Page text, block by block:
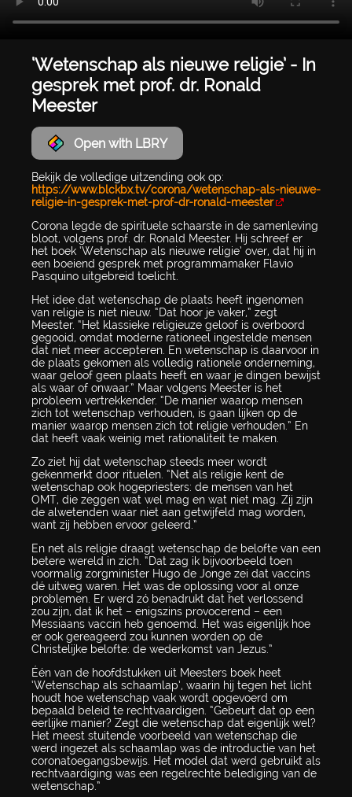
‘Wetenschap als nieuwe religie’ - In
gesprek met prof. dr. Ronald
Meester
Open with LBRY
Bekijk de volledige uitzending ook op:
https://www.blckbx.tv/corona/wetenschap-als-nieuwe-
religie-in-gesprek-met-prof-dr-ronald-meester
Corona legde de spirituele schaarste in de samenleving
bloot, volgens prof. dr. Ronald Meester. Hij schreef er
het boek ‘Wetenschap als nieuwe religie’ over, dat hij in
een boeiend gesprek met programmamaker Flavio
Pasquino uitgebreid toelicht.
Het idee dat wetenschap de plaats heeft ingenomen
van religie is niet nieuw. “Dat hoor je vaker,” zegt
Meester. “Het klassieke religieuze geloof is overboord
gegooid, omdat moderne rationeel ingestelde mensen
dat niet meer accepteren. En wetenschap is daarvoor in
de plaats gekomen als volledig rationele onderneming,
waar geloof geen plaats heeft en waar je dingen bewijst
als waar of onwaar.” Maar volgens Meester is het
probleem vertrekkender. “De manier waarop mensen
zich tot wetenschap verhouden, is gaan lijken op de
manier waarop mensen zich tot religie verhouden.” En
dat heeft vaak weinig met rationaliteit te maken.
Zo ziet hij dat wetenschap steeds meer wordt
gekenmerkt door rituelen. “Net als religie kent de
wetenschap ook hogepriesters: de mensen van het
OMT, die zeggen wat wel mag en wat niet mag. Zij zijn
de alwetenden waar niet aan getwijfeld mag worden,
want zij hebben ervoor geleerd.”
En net als religie draagt wetenschap de belofte van een
betere wereld in zich. “Dat zag ik bijvoorbeeld toen
voormalig zorgminister Hugo de Jonge zei dat vaccins
dé uitweg waren. Het was de oplossing voor al onze
problemen. Er werd zó benadrukt dat het verlossend
zou zijn, dat ik het – enigszins provocerend – een
Messiaans vaccin heb genoemd. Het was eigenlijk hoe
er ook gereageerd zou kunnen worden op de
Christelijke belofte: de wederkomst van Jezus.”
Één van de hoofdstukken uit Meesters boek heet
‘Wetenschap als schaamlap’, waarin hij tegen het licht
houdt hoe wetenschap vaak wordt opgevoerd om
bepaald beleid te rechtvaardigen. “Gebeurt dat op een
eerlijke manier? Zegt die wetenschap dat eigenlijk wel?
Het meest stuitende voorbeeld van wetenschap die
werd ingezet als schaamlap was de introductie van het
coronatoegangsbewijs. Het model dat werd gebruikt als
rechtvaardiging was een regelrechte belediging van de
wetenschap.”